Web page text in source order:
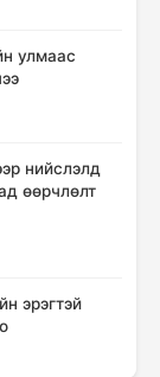
улмаас
нийслэлд
өөрчлөлт
эрэгтэй